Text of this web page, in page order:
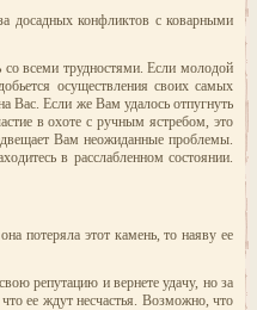
досадных конфликтов с коварными
со всеми трудностями. Если молодой
осуществления своих самых
Вас. Если же Вам удалось отпугнуть
в охоте с ручным ястребом, это
Вам неожиданные проблемы.
в расслабленном состоянии.
потеряла этот камень, то наяву ее
репутацию и вернете удачу, но за
ее ждут несчастья. Возможно, что